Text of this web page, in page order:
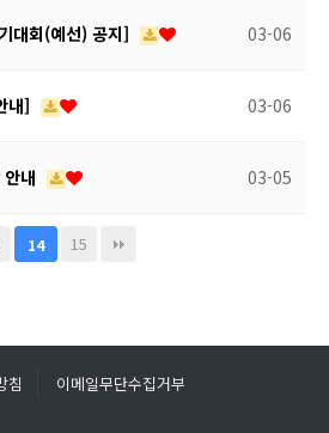
대회(예선) 공지] 03-06
내] 03-06
내 03-05
14 15
침 이메일무단수집거부